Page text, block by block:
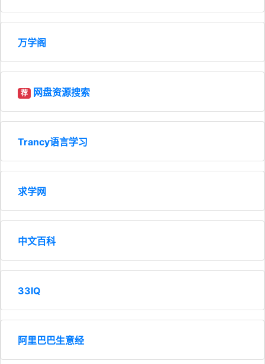
万学阁
荐 网盘资源搜索
Trancy语言学习
求学网
中文百科
33IQ
阿里巴巴生意经